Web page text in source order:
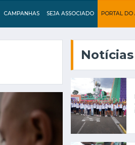
CAMPANHAS SEJA ASSOCIADO PORTAL DO